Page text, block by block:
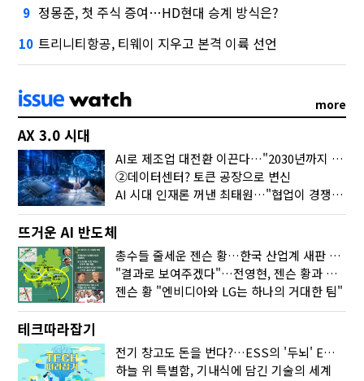
9 정몽준, 첫 주식 증여…HD현대 승계 방식은?
10 트리니티항공, 티웨이 지우고 본격 이륙 선언
more
AX 3.0 시대
AI로 제조업 대전환 이끈다…"2030년까지 민관합동 20조 투자"
②데이터센터? 토큰 공장으로 변신
AI 시대 인재론 꺼낸 최태원…"협업이 경쟁력"
뜨거운 AI 반도체
총수들 줄세운 젠슨 황…한국 산업계 새판 짰다
"결과로 보여주겠다"…전영현, 젠슨 황과 HBM5 논의
젠슨 황 "엔비디아와 LG는 하나의 거대한 팀"
테크따라잡기
전기 창고도 돈을 번다?…ESS의 '두뇌' EMO가 뭐길래
하늘 위 특별함, 기내식에 담긴 기술의 세계